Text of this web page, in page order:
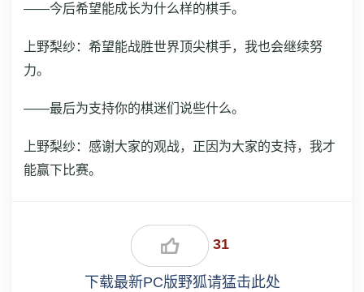
——今后希望能成长为什么样的棋手。
上野梨纱：希望能战胜世界顶尖棋手，我也会继续努
力。
——最后为支持你的棋迷们说些什么。
上野梨纱：感谢大家的观战，正因为大家的支持，我才
能赢下比赛。
31
下载最新PC版野狐请猛击此处